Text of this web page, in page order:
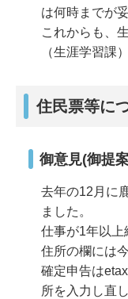
は何時までが
これからも、
（生涯学習課）
住民票等に
御意見(御提
去年の12月に
ました。
仕事が1年以上
住所の欄には
確定申告は
所を入力し直